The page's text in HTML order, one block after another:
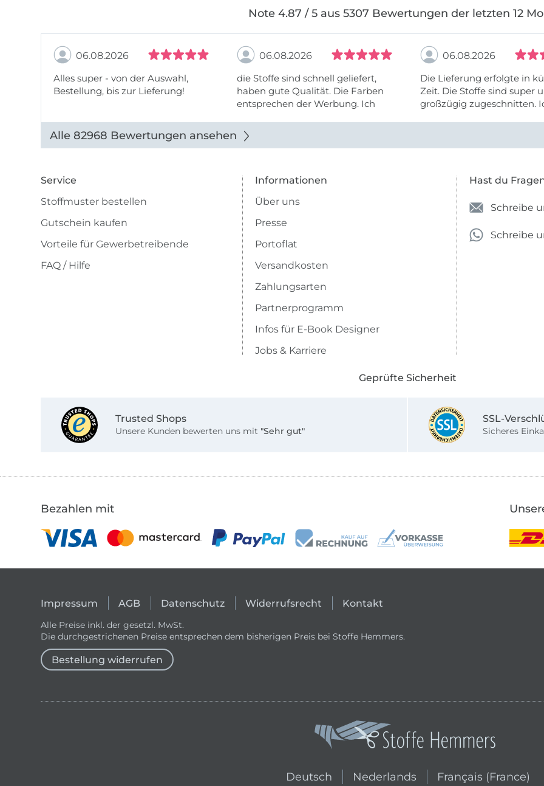
Note 4.87 / 5 aus 5307 Bewertungen der letzten 12
06.08.2026
Alles super - von der Auswahl,
Bestellung, bis zur Lieferung!
06.08.2026
die Stoffe sind schnell geliefert,
haben gute Qualität. Die Farben
entsprechen der Werbung. Ich
auch die Firma empfehlen.
06.08.2026
Die Lieferung erfolgte in
Zeit. Die Stoffe sind super und
großzügig zugeschnitten.
Alle 82968 Bewertungen ansehen
Service
Stoffmuster bestellen
Gutschein kaufen
Vorteile für Gewerbetreibende
FAQ / Hilfe
Informationen
Über uns
Presse
Portoflat
Versandkosten
Zahlungsarten
Partnerprogramm
Infos für E-Book Designer
Jobs & Karriere
Hast du
Schreibe
Schreibe
Geprüfte Sicherheit
Trusted Shops
Unsere Kunden bewerten uns mit "Sehr gut"
SSL-
Sicheres
Bezahlen mit
Impressum AGB Datenschutz Widerrufsrecht Kontakt
Alle Preise inkl. der gesetzl. MwSt.
Die durchgestrichenen Preise entsprechen dem bisherigen Preis bei Stoffe Hemmers.
Bestellung widerrufen
Deutsch Nederlands
In den niederländischen Shop
Français (France)
In den französischen